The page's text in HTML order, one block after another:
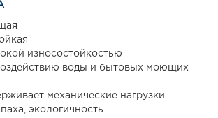
износостойкостью
воды и бытовых моющих
механические нагрузки
экологичность